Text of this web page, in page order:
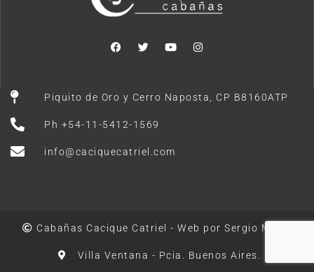
Piquito de Oro y Cerro Naposta, CP B8160ATP
Ph +54-11-5412-1569
info@caciquecatriel.com
Cabañas Cacique Catriel - Web por Sergio Marto
Villa Ventana - Pcia. Buenos Aires.